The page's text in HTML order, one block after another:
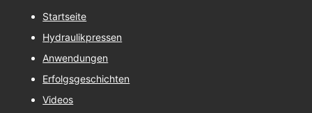
Startseite
Hydraulikpressen
Anwendungen
Erfolgsgeschichten
Videos